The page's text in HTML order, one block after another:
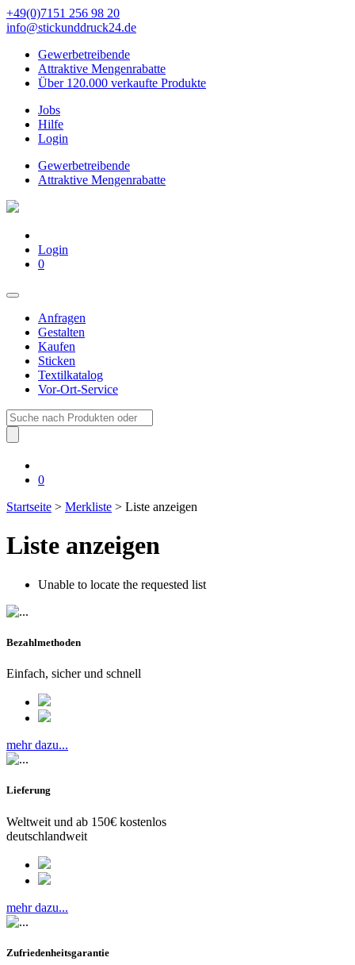
+49(0)7151 256 98 20‬
info@stickunddruck24.de
Gewerbetreibende
Attraktive Mengenrabatte
Über 120.000 verkaufte Produkte
Jobs
Hilfe
Login
Gewerbetreibende
Attraktive Mengenrabatte
Login
0
Anfragen
Gestalten
Kaufen
Sticken
Textilkatalog
Vor-Ort-Service
Suche
nach:
0
Startseite > Merkliste > Liste anzeigen
Liste anzeigen
Unable to locate the requested list
Bezahlmethoden
Einfach, sicher und schnell
mehr dazu...
Lieferung
Weltweit und ab 150€ kostenlos
deutschlandweit
mehr dazu...
Zufriedenheitsgarantie